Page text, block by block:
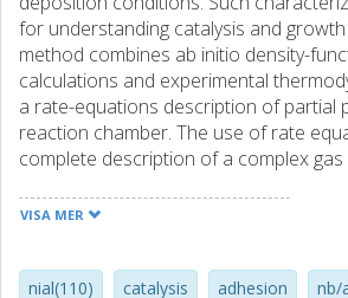
for understanding catalysis and
method combines ab initio density-
calculations and experimental
a rate-equations description of partial
reaction chamber. The use of rate
complete description of a complex
The predictions are based on
intrinsic nonequilibrium character. In
VISA MER
nial(110) catalysis adhesion nb/